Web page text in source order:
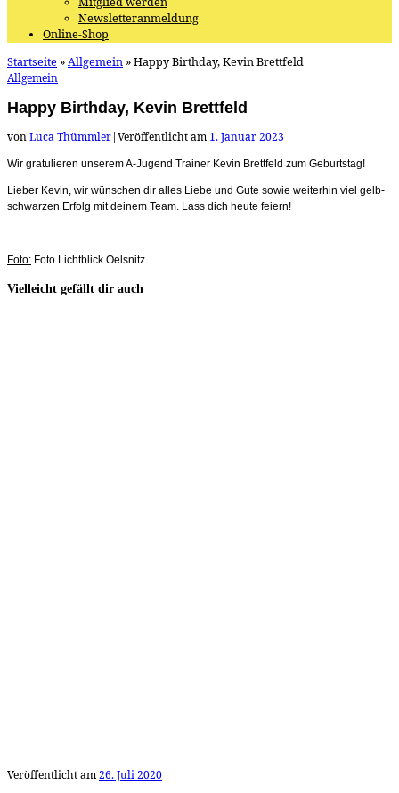
Newsletteranmeldung
Online-Shop
Startseite »Allgemein »Happy Birthday, Kevin Brettfeld
Allgemein
Happy Birthday, Kevin Brettfeld
vonLuca Thümmler|Veröffentlicht am 1. Januar 2023
Wir gratulieren unserem A-Jugend Trainer Kevin Brettfeld zum Geburtstag!
Lieber Kevin, wir wünschen dir alles Liebe und Gute sowie weiterhin viel gelb-
schwarzen Erfolg mit deinem Team. Lass dich heute feiern!
Foto: Foto Lichtblick Oelsnitz
Vielleicht gefällt dir auch
Veröffentlicht am26. Juli 2020